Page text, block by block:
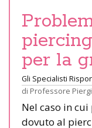
per la
Gli Specialisti
di Professore
Nel caso in
dovuto al